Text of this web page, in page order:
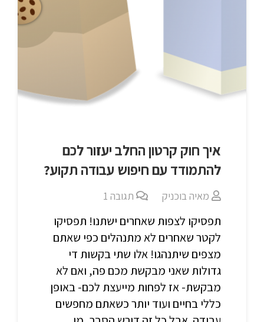
איך חוק קרטון החלב יעזור לכם
להתמודד עם חיפוש עבודה תקוע?
מאיה בוכניק תגובה1
תפסיקו לצפות שאחרים ישתנו! תפסיקו
לקטר שאחרים לא מתנהלים כפי שאתם
מצפים שיתנהגו! אלו שתי בקשות די
גדולות שאני מבקשת מכם פה, ואם לא
מבקשת- אז לפחות מייעצת לכם- באופן
כללי בחיים ועוד יותר כשאתם מחפשים